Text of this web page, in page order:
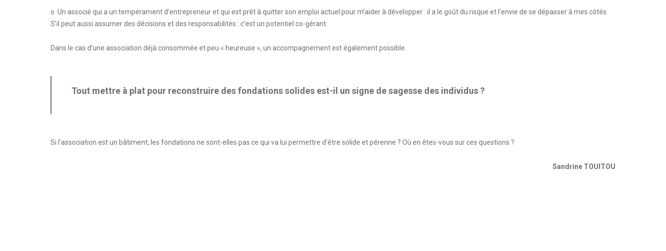
o Un associé qui a un tempérament d’entrepreneur et qui est prêt à quitter son emploi actuel pour m’aider à développer : il a le goût du risque et l’envie de se dépasser à mes côtés.
S’il peut aussi assumer des décisions et des responsabilités : c’est un potentiel co-gérant.
Dans le cas d’une association déjà consommée et peu « heureuse », un accompagnement est également possible.
Tout mettre à plat pour reconstruire des fondations solides est-il un signe de sagesse des individus ?
Si l’association est un bâtiment, les fondations ne sont-elles pas ce qui va lui permettre d’être solide et pérenne ? Où en êtes-vous sur ces questions ?
Sandrine TOUITOU